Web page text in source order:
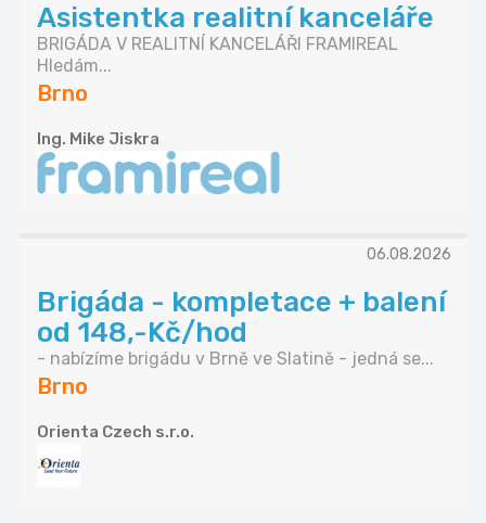
Asistentka realitní kanceláře
BRIGÁDA V REALITNÍ KANCELÁŘI FRAMIREAL
Hledám...
Brno
Ing. Mike Jiskra
06.08.2026
Brigáda - kompletace + balení
od 148,-Kč/hod
- nabízíme brigádu v Brně ve Slatině - jedná se...
Brno
Orienta Czech s.r.o.